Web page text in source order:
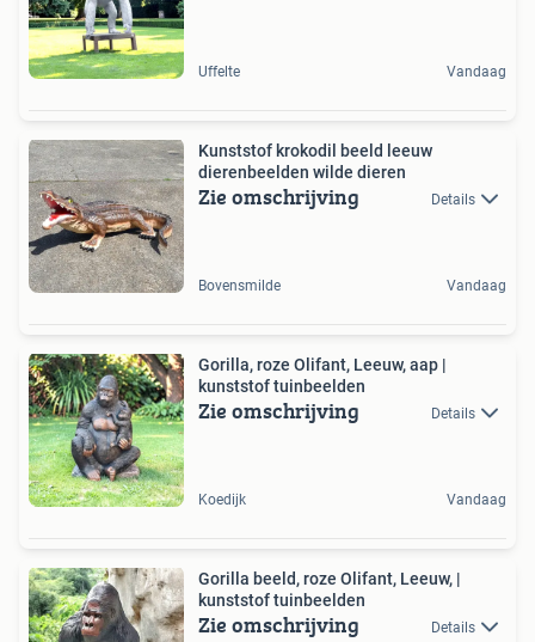
Uffelte Vandaag
Kunststof krokodil beeld leeuw
dierenbeelden wilde dieren
Zie omschrijving Details
Bovensmilde Vandaag
Gorilla, roze Olifant, Leeuw, aap |
kunststof tuinbeelden
Zie omschrijving Details
Koedijk Vandaag
Gorilla beeld, roze Olifant, Leeuw, |
kunststof tuinbeelden
Zie omschrijving Details